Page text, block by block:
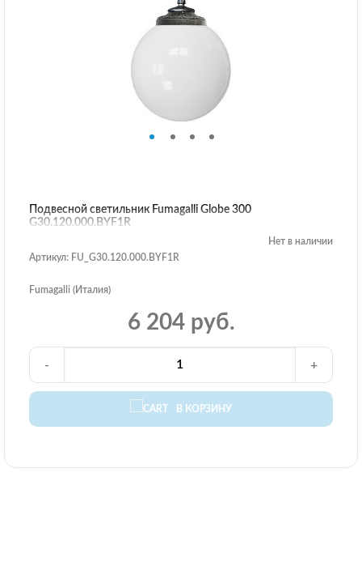
Подвесной светильник Fumagalli Globe 300
G30.120.000.BYF1R
Нет в наличии
Артикул: FU_G30.120.000.BYF1R
Fumagalli (Италия)
6 204 руб.
В КОРЗИНУ
- +